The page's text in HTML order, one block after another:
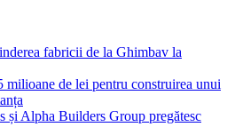
fabricii de la Ghimbav la
milioane de lei pentru construirea unui
și Alpha Builders Group pregătesc